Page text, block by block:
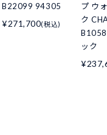
B22099 94305
¥271,700(税込)
プ ウ
ク
ック